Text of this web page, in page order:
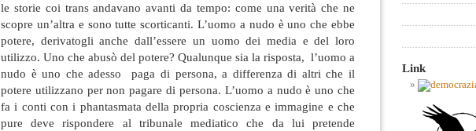
le storie coi trans andavano avanti da tempo: come una verità che ne
scopre un’altra e sono tutte scorticanti. L’uomo a nudo è uno che ebbe
potere, derivatogli anche dall’essere un uomo dei media e del loro
utilizzo. Uno che abusò del potere? Qualunque sia la risposta, l’uomo a
nudo è uno che adesso paga di persona, a differenza di altri che il
potere utilizzano per non pagare di persona. L’uomo a nudo è uno che
fa i conti con i phantasmata della propria coscienza e immagine e che
pure deve rispondere al tribunale mediatico che da lui pretende
Link